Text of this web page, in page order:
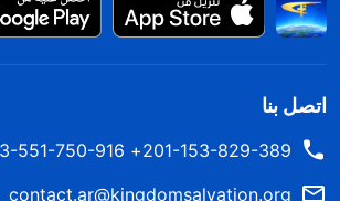
اتصل بنا
201-153-829-389+ 213-551-750-916+
contact.ar@kingdomsalvation.org